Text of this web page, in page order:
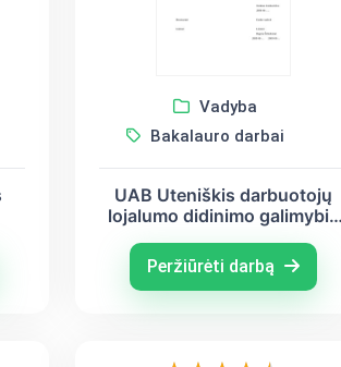
Vadyba
Bakalauro darbai
UAB Uteniškis darbuotojų
lojalumo didinimo galimybių
Peržiūrėti darbą